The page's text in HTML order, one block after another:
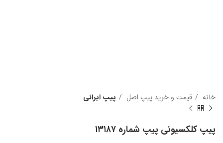
خانه قیمت و خرید پیپ اصل پیپ ایرانی
پیپ کلکسیونی پیپ شماره ۱۳۱۸۷